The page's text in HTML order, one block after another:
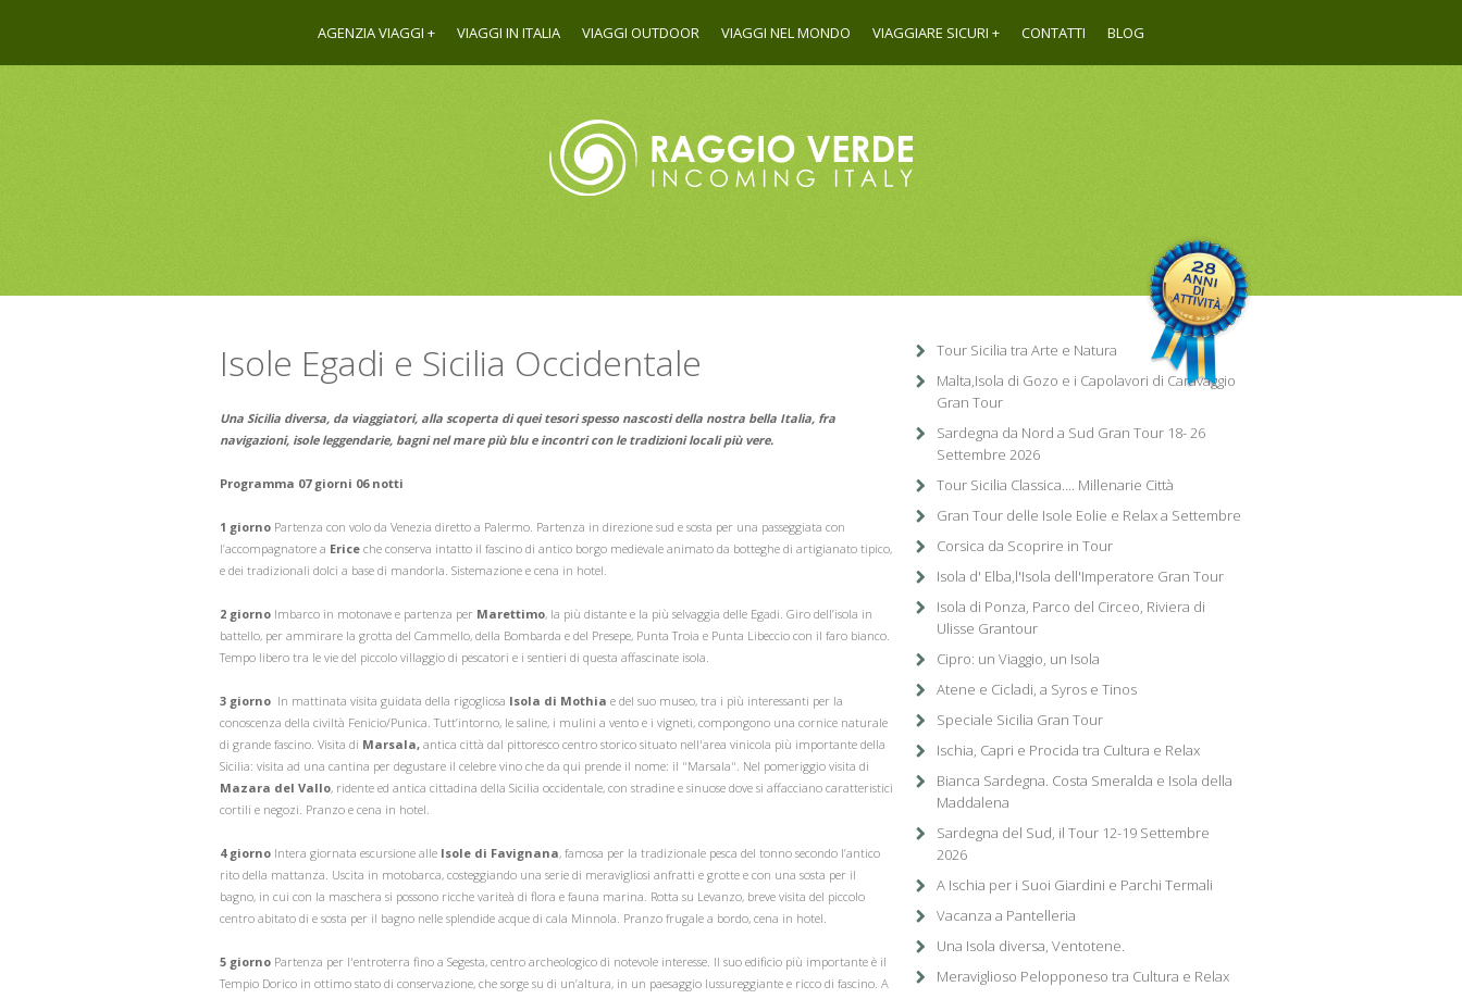
AGENZIA VIAGGI VIAGGI IN ITALIA VIAGGI OUTDOOR VIAGGI NEL MONDO VIAGGIARE SICURI CONTATTI BLOG
Isole Egadi e Sicilia Occidentale
Una Sicilia diversa, da viaggiatori, alla scoperta di quei tesori spesso nascosti della nostra bella Italia, fra
navigazioni, isole leggendarie, bagni nel mare più blu e incontri con le tradizioni locali più vere.
Programma 07 giorni 06 notti
1 giorno Partenza con volo da Venezia diretto a Palermo. Partenza in direzione sud e sosta per una passeggiata con
l’accompagnatore a Erice che conserva intatto il fascino di antico borgo medievale animato da botteghe di artigianato tipico,
e dei tradizionali dolci a base di mandorla. Sistemazione e cena in hotel.
2 giorno Imbarco in motonave e partenza per Marettimo, la più distante e la più selvaggia delle Egadi. Giro dell’isola in
battello, per ammirare la grotta del Cammello, della Bombarda e del Presepe, Punta Troia e Punta Libeccio con il faro bianco.
Tempo libero tra le vie del piccolo villaggio di pescatori e i sentieri di questa affascinate isola.
3 giorno In mattinata visita guidata della rigogliosa Isola di Mothia e del suo museo, tra i più interessanti per la
conoscenza della civiltà Fenicio/Punica. Tutt’intorno, le saline, i mulini a vento e i vigneti, compongono una cornice naturale
di grande fascino. Visita di Marsala, antica città dal pittoresco centro storico situato nell'area vinicola più importante della
Sicilia: visita ad una cantina per degustare il celebre vino che da qui prende il nome: il "Marsala". Nel pomeriggio visita di
Mazara del Vallo, ridente ed antica cittadina della Sicilia occidentale, con stradine e sinuose dove si affacciano caratteristici
cortili e negozi. Pranzo e cena in hotel.
4 giorno Intera giornata escursione alle Isole di Favignana, famosa per la tradizionale pesca del tonno secondo l’antico
rito della mattanza. Uscita in motobarca, costeggiando una serie di meravigliosi anfratti e grotte e con una sosta per il
bagno, in cui con la maschera si possono ricche variteà di flora e fauna marina. Rotta su Levanzo, breve visita del piccolo
centro abitato di e sosta per il bagno nelle splendide acque di cala Minnola. Pranzo frugale a bordo, cena in hotel.
5 giorno Partenza per l'entroterra fino a Segesta, centro archeologico di notevole interesse. Il suo edificio più importante è il
Tempio Dorico in ottimo stato di conservazione, che sorge su di un’altura, in un paesaggio lussureggiante e ricco di fascino. A
Tour Sicilia tra Arte e Natura
Malta,Isola di Gozo e i Capolavori di Caravaggio
Gran Tour
Sardegna da Nord a Sud Gran Tour 18- 26
Settembre 2026
Tour Sicilia Classica.... Millenarie Città
Gran Tour delle Isole Eolie e Relax a Settembre
Corsica da Scoprire in Tour
Isola d' Elba,l'Isola dell'Imperatore Gran Tour
Isola di Ponza, Parco del Circeo, Riviera di
Ulisse Grantour
Cipro: un Viaggio, un Isola
Atene e Cicladi, a Syros e Tinos
Speciale Sicilia Gran Tour
Ischia, Capri e Procida tra Cultura e Relax
Bianca Sardegna. Costa Smeralda e Isola della
Maddalena
Sardegna del Sud, il Tour 12-19 Settembre
2026
A Ischia per i Suoi Giardini e Parchi Termali
Vacanza a Pantelleria
Una Isola diversa, Ventotene.
Meraviglioso Pelopponeso tra Cultura e Relax